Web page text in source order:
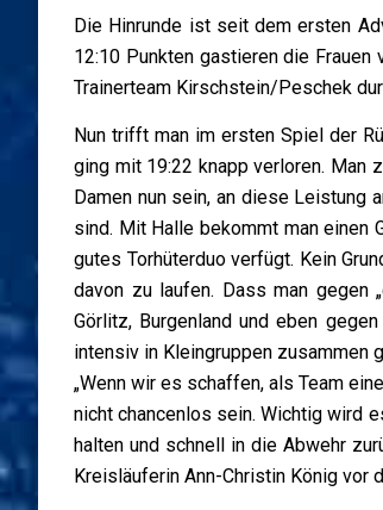
Die Hinrunde ist seit dem ersten
12:10 Punkten gastieren die Frauen
Trainerteam Kirschstein/Peschek
Nun trifft man im ersten Spiel der
ging mit 19:22 knapp verloren.
Damen nun sein, an diese Leistung
sind. Mit Halle bekommt man einen
gutes Torhüterduo verfügt. Kein
davon zu laufen. Dass man gegen
Görlitz, Burgenland und eben
intensiv in Kleingruppen zusammen
„Wenn wir es schaffen, als Team
nicht chancenlos sein. Wichtig wird
halten und schnell in die Abwehr
Kreisläuferin Ann-Christin König vor